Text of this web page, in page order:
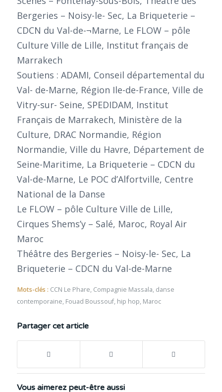
Bergeries – Noisy-le- Sec, La Briqueterie –
CDCN du Val-de-¬Marne, Le FLOW – pôle
Culture Ville de Lille, Institut français de
Marrakech
Soutiens : ADAMI, Conseil départemental du
Val- de-Marne, Région Ile-de-France, Ville de
Vitry-sur- Seine, SPEDIDAM, Institut
Français de Marrakech, Ministère de la
Culture, DRAC Normandie, Région
Normandie, Ville du Havre, Département de
Seine-Maritime, La Briqueterie – CDCN du
Val-de-Marne, Le POC d’Alfortville, Centre
National de la Danse
Le FLOW – pôle Culture Ville de Lille,
Cirques Shems’y – Salé, Maroc, Royal Air
Maroc
Théâtre des Bergeries – Noisy-le- Sec, La
Briqueterie – CDCN du Val-de-Marne
Mots-clés : CCN Le Phare, Compagnie Massala, danse
contemporaine, Fouad Boussouf, hip hop, Maroc
Partager cet article
Vous aimerez peut-être aussi